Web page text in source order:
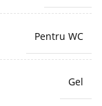
Pentru WC
Gel